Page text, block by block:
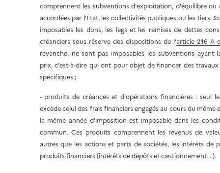
comprennent les subventions d'exploitation, d'équilibre ou
accordées par l'État, les collectivités publiques ou les tiers.
imposables les dons, les legs et les remises de dettes
créanciers sous réserve des dispositions de l'article 216 A
revanche, ne sont pas imposables les subventions ayant
prix, c'est-à-dire qui ont pour objet de financer des
spécifiques ;
- produits de créances et d'opérations financières : seul
excède celui des frais financiers engagés au cours du même
la même année d'imposition est imposable dans les
commun. Ces produits comprennent les revenus de
autres que les actions et parts de sociétés, les intérêts de
produits financiers (intérêts de dépôts et cautionnement ...).